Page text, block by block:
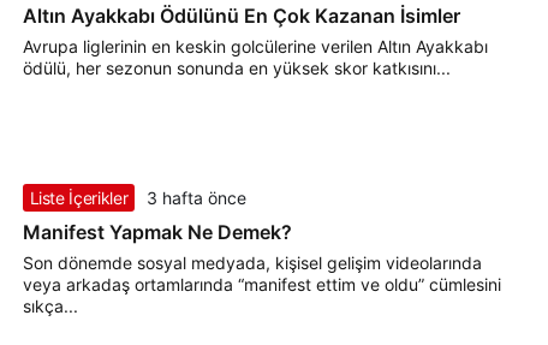
Altın Ayakkabı Ödülünü En Çok Kazanan İsimler
Avrupa liglerinin en keskin golcülerine verilen Altın Ayakkabı
ödülü, her sezonun sonunda en yüksek skor katkısını...
Liste İçerikler 3 hafta önce
Manifest Yapmak Ne Demek?
Son dönemde sosyal medyada, kişisel gelişim videolarında
veya arkadaş ortamlarında “manifest ettim ve oldu” cümlesini
sıkça...